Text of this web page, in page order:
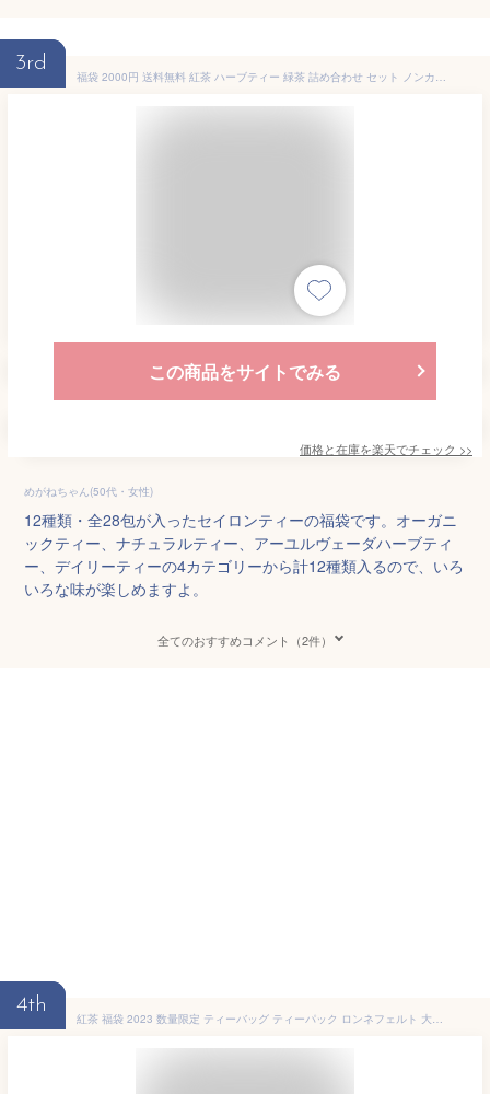
3rd
福袋 2000円 送料無料 紅茶 ハーブティー 緑茶 詰め合わせ セット ノンカフェイン 全10種類 21包 ティーバッグ 紅茶専門店 お得セット セイロンティー スリランカ産 ギフト プレゼント 買いまわり オーガニック オーガニックティー ホットティー お茶 お得 ラッピング可能
この商品をサイトでみる
価格と在庫を楽天でチェック >>
めがねちゃん(50代・女性)
12種類・全28包が入ったセイロンティーの福袋です。オーガニ
ックティー、ナチュラルティー、アーユルヴェーダハーブティ
ー、デイリーティーの4カテゴリーから計12種類入るので、いろ
いろな味が楽しめますよ。
全てのおすすめコメント（2件）
4th
紅茶 福袋 2023 数量限定 ティーバッグ ティーパック ロンネフェルト 大量 お試し 詰め合わせ 高級ホテル愛用のティーバッグ36枚とシュガーとオリジナル珪藻土コースターのセット